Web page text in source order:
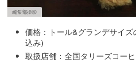
編集部撮影
価格：トール&グランデサイ
込み)
取扱店舗：全国タリーズコー